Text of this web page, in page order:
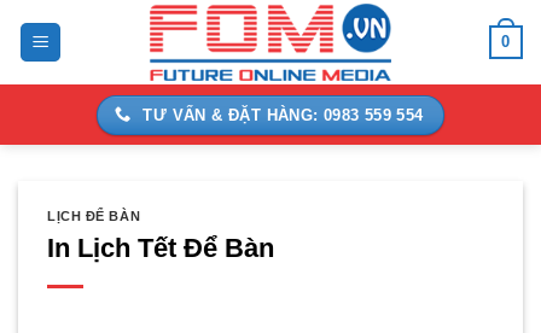
0
TƯ VẤN & ĐẶT HÀNG: 0983 559 554
LỊCH ĐỂ BÀN
In Lịch Tết Để Bàn